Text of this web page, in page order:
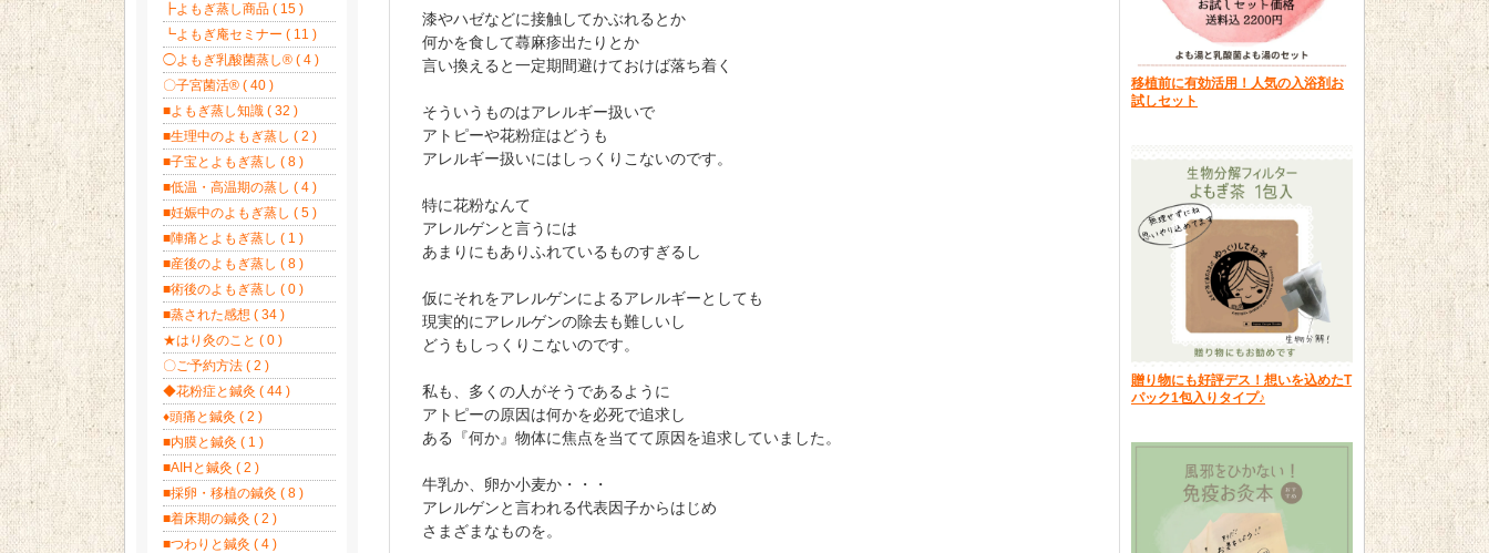
漆やハゼなどに接触してかぶれるとか
何かを食して蕁麻疹出たりとか
言い換えると一定期間避けておけば落ち着く
そういうものはアレルギー扱いで
アトピーや花粉症はどうも
アレルギー扱いにはしっくりこないのです。
特に花粉なんて
アレルゲンと言うには
あまりにもありふれているものすぎるし
仮にそれをアレルゲンによるアレルギーとしても
現実的にアレルゲンの除去も難しいし
どうもしっくりこないのです。
私も、多くの人がそうであるように
アトピーの原因は何かを必死で追求し
ある『何か』物体に焦点を当てて原因を追求していました。
牛乳か、卵か小麦か・・・
アレルゲンと言われる代表因子からはじめ
さまざまなものを。
移植前に有効活用！人気の入浴剤お
試しセット
贈り物にも好評デス！想いを込めたT
パック1包入りタイプ♪
┣よもぎ蒸し商品 ( 15 )
┗よもぎ庵セミナー ( 11 )
◯よもぎ乳酸菌蒸し®︎ ( 4 )
〇子宮菌活® ( 40 )
■よもぎ蒸し知識 ( 32 )
■生理中のよもぎ蒸し ( 2 )
■子宝とよもぎ蒸し ( 8 )
■低温・高温期の蒸し ( 4 )
■妊娠中のよもぎ蒸し ( 5 )
■陣痛とよもぎ蒸し ( 1 )
■産後のよもぎ蒸し ( 8 )
■術後のよもぎ蒸し ( 0 )
■蒸された感想 ( 34 )
★はり灸のこと ( 0 )
〇ご予約方法 ( 2 )
◆花粉症と鍼灸 ( 44 )
♦頭痛と鍼灸 ( 2 )
■内膜と鍼灸 ( 1 )
■AIHと鍼灸 ( 2 )
■採卵・移植の鍼灸 ( 8 )
■着床期の鍼灸 ( 2 )
■つわりと鍼灸 ( 4 )